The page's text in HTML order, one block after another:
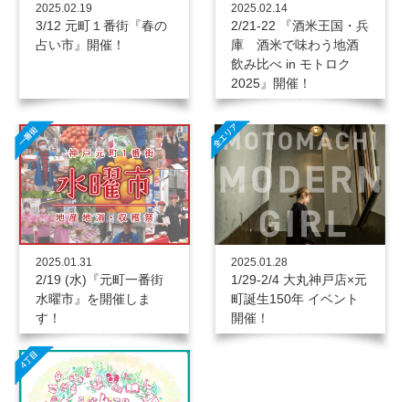
2025.02.19
3/12 元町１番街『春の
占い市』開催！
2025.02.14
2/21-22 『酒米王国・兵
庫 酒米で味わう地酒
飲み比べ in モトロク
2025』開催！
2025.01.31
2/19 (水)『元町一番街
水曜市』を開催しま
す！
2025.01.28
1/29-2/4 大丸神戸店×元
町誕生150年 イベント
開催！